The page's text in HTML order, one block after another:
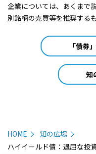
企業については、あくまで
別銘柄の売買等を推奨する
「債券
知
HOME
知の広場
ハイイールド債：退屈な投